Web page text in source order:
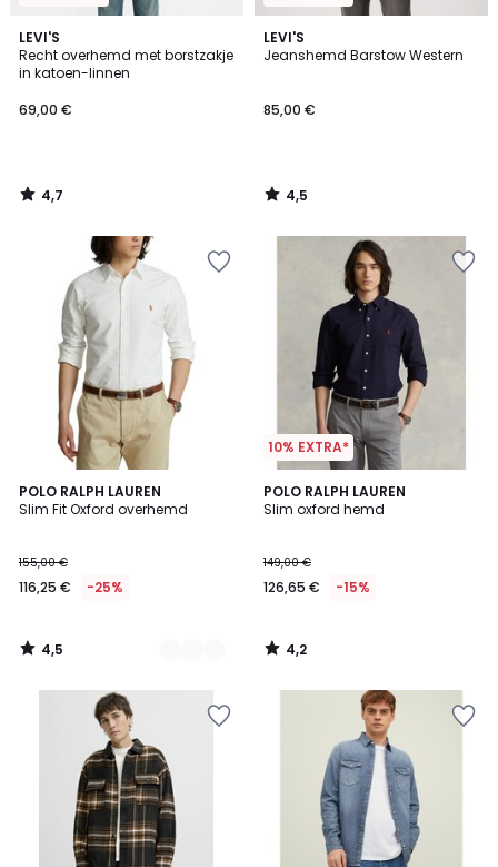
LEVI'S
Recht overhemd met borstzakje
in katoen-linnen
69,00 €
4,7
/ 5
4,7
/
LEVI'S
Jeanshemd Barstow Western
85,00 €
4,5
/ 5
4,5
/
POLO RALPH LAUREN
Slim Fit Oxford overhemd
155,00 €
116,25 € -25%
4,5
/ 5
3
Kleuren
4,5
/
10% EXTRA*
POLO RALPH LAUREN
Slim oxford hemd
149,00 €
126,65 € -15%
4,2
/ 5
4,2
/